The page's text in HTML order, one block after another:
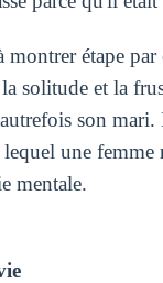
montrer étape
solitude et la
son mari.
lequel une femme
mentale.